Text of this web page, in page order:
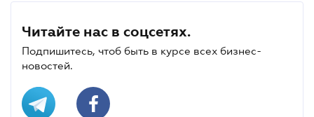
Читайте нас в соцсетях.
Подпишитесь, чтоб быть в курсе всех бизнес-
новостей.